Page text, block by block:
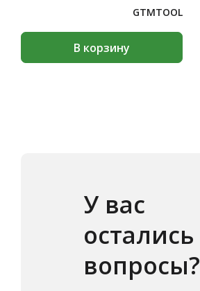
GTMTOOL
В корзину
У вас
остались
вопросы?